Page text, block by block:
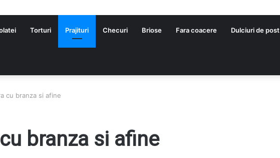
Torturi Prajituri Checuri Briose Fara coacere Dulciuri de post
cu branza si afine
branza si afine